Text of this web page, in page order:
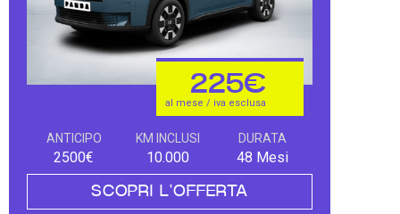
225€
al mese / iva esclusa
ANTICIPO
2500€
KM INCLUSI
10.000
DURATA
48 Mesi
SCOPRI L'OFFERTA